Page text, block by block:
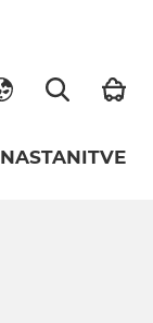
NASTANITVE